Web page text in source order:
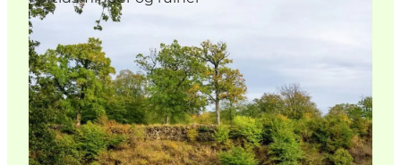
Inspiration
Destinationer
Oplevelser
Overnatning
Planlæg ferien